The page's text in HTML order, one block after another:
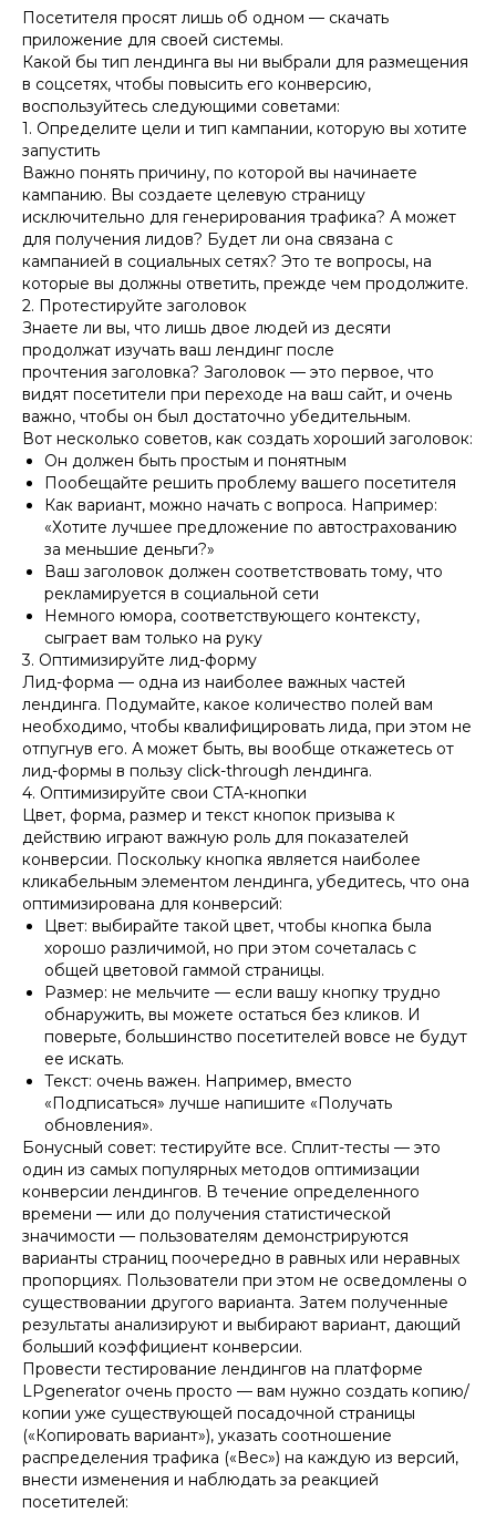
Посетителя просят лишь об одном — скачать
приложение для своей системы.
Какой бы тип лендинга вы ни выбрали для размещения
в соцсетях, чтобы повысить его конверсию,
воспользуйтесь следующими советами:
1. Определите цели и тип кампании, которую вы хотите
запустить
Важно понять причину, по которой вы начинаете
кампанию. Вы создаете целевую страницу
исключительно для генерирования трафика? А может
для получения лидов? Будет ли она связана с
кампанией в социальных сетях? Это те вопросы, на
которые вы должны ответить, прежде чем продолжите.
2. Протестируйте заголовок
Знаете ли вы, что лишь двое людей из десяти
продолжат изучать ваш лендинг после
прочтения заголовка? Заголовок — это первое, что
видят посетители при переходе на ваш сайт, и очень
важно, чтобы он был достаточно убедительным.
Вот несколько советов, как создать хороший заголовок:
Он должен быть простым и понятным
Пообещайте решить проблему вашего посетителя
Как вариант, можно начать с вопроса. Например:
«Хотите лучшее предложение по автострахованию
за меньшие деньги?»
Ваш заголовок должен соответствовать тому, что
рекламируется в социальной сети
Немного юмора, соответствующего контексту,
сыграет вам только на руку
3. Оптимизируйте лид-форму
Лид-форма — одна из наиболее важных частей
лендинга. Подумайте, какое количество полей вам
необходимо, чтобы квалифицировать лида, при этом не
отпугнув его. А может быть, вы вообще откажетесь от
лид-формы в пользу click-through лендинга.
4. Оптимизируйте свои CTA-кнопки
Цвет, форма, размер и текст кнопок призыва к
действию играют важную роль для показателей
конверсии. Поскольку кнопка является наиболее
кликабельным элементом лендинга, убедитесь, что она
оптимизирована для конверсий:
Цвет: выбирайте такой цвет, чтобы кнопка была
хорошо различимой, но при этом сочеталась с
общей цветовой гаммой страницы.
Размер: не мельчите — если вашу кнопку трудно
обнаружить, вы можете остаться без кликов. И
поверьте, большинство посетителей вовсе не будут
ее искать.
Текст: очень важен. Например, вместо
«Подписаться» лучше напишите «Получать
обновления».
Бонусный совет: тестируйте все. Сплит-тесты — это
один из самых популярных методов оптимизации
конверсии лендингов. В течение определенного
времени — или до получения статистической
значимости — пользователям демонстрируются
варианты страниц поочередно в равных или неравных
пропорциях. Пользователи при этом не осведомлены о
существовании другого варианта. Затем полученные
результаты анализируют и выбирают вариант, дающий
больший коэффициент конверсии.
Провести тестирование лендингов на платформе
LPgenerator очень просто — вам нужно создать копию/
копии уже существующей посадочной страницы
(«Копировать вариант»), указать соотношение
распределения трафика («Вес») на каждую из версий,
внести изменения и наблюдать за реакцией
посетителей: